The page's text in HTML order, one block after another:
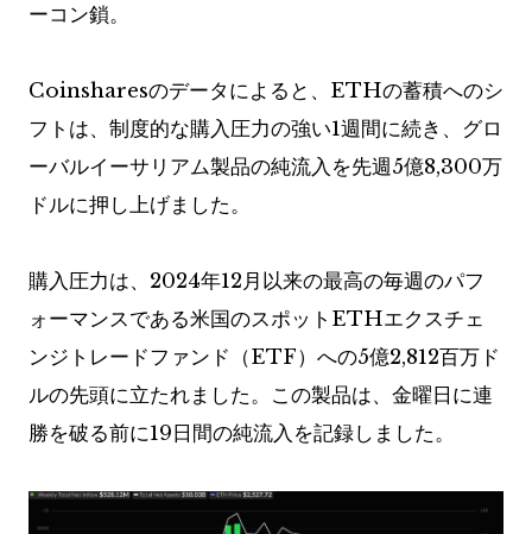
ーコン鎖。
Coinsharesのデータによると、ETHの蓄積へのシ
フトは、制度的な購入圧力の強い1週間に続き、グロ
ーバルイーサリアム製品の純流入を先週5億8,300万
ドルに押し上げました。
購入圧力は、2024年12月以来の最高の毎週のパフ
ォーマンスである米国のスポットETHエクスチェ
ンジトレードファンド（ETF）への5億2,812百万ド
ルの先頭に立たれました。この製品は、金曜日に連
勝を破る前に19日間の純流入を記録しました。